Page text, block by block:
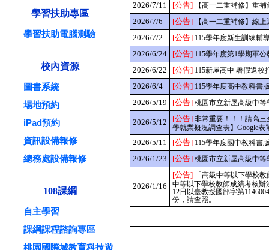
學習扶助專區
學習扶助電腦測驗
校內資源
圖書系統
場地預約
iPad預約
資訊設備報修
總務處設備報修
108課綱
自主學習
課綱課程諮詢專區
桃園國際城教育科技遊
2026/7/11 [公告] 【高一二重補修】重
2026/7/6 [公告] 【高一二重補修】線
2026/7/2 [公告] 115學年度新生訓練輔
2026/6/24 [公告] 115學年度第1學期軍
2026/6/22 [公告] 115新屋高中 暑假返校
2026/6/4 [公告] 115學年度高中教科書
2026/5/19 [公告] 桃園市立新屋高級中
2026/5/12 [公告] 非常重要！！！請高三
學就業概況調查表】Google表
2026/5/11 [公告] 115學年度國中教科書
2026/1/23 [公告] 桃園市立新屋高級中等
2026/1/16
[公告]
「高級中等以下學校
中等以下學校教師成績考核辦
12日以臺教授國部字第
份，請查照。